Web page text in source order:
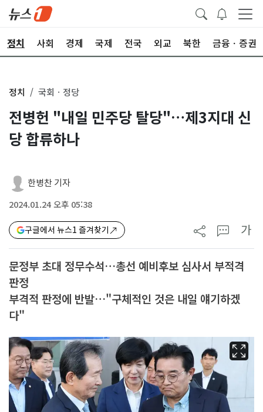
정치 사회 경제 국제 전국 외교 북한 금융ㆍ증권
정치 국회ㆍ정당
전병헌 "내일 민주당 탈당"…제3지대 신
당 합류하나
한병찬 기자
2024.01.24 오후 05:38
구글에서 뉴스1 즐겨찾기 가
문정부 초대 정무수석…총선 예비후보 심사서 부적격
판정
부격적 판정에 반발…"구체적인 것은 내일 얘기하겠
다"